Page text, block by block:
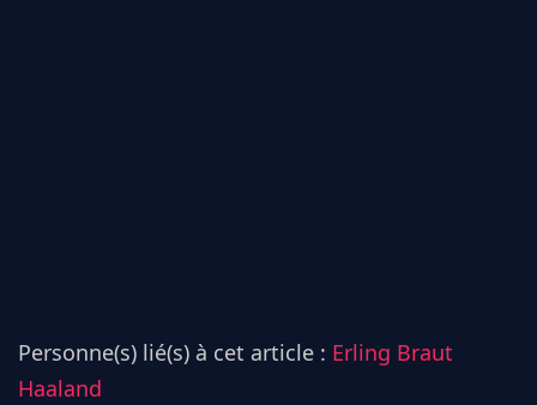
Personne(s) lié(s) à cet article : Erling Braut
Haaland